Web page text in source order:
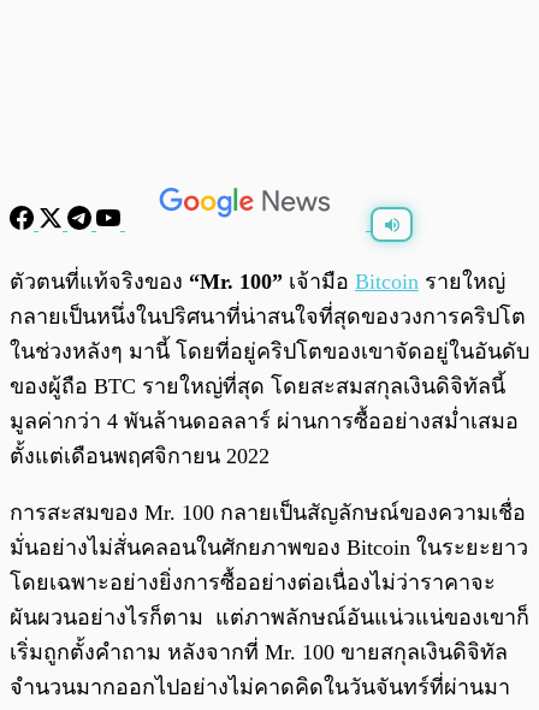
พร้อมเล่น 0:00
ตัวตนที่แท้จริงของ “Mr. 100” เจ้ามือ Bitcoin รายใหญ่
กลายเป็นหนึ่งในปริศนาที่น่าสนใจที่สุดของวงการคริปโต
ในช่วงหลังๆ มานี้ โดยที่อยู่คริปโตของเขาจัดอยู่ในอันดับ
ของผู้ถือ BTC รายใหญ่ที่สุด โดยสะสมสกุลเงินดิจิทัลนี้
มูลค่ากว่า 4 พันล้านดอลลาร์ ผ่านการซื้ออย่างสม่ำเสมอ
ตั้งแต่เดือนพฤศจิกายน 2022
การสะสมของ Mr. 100 กลายเป็นสัญลักษณ์ของความเชื่อ
มั่นอย่างไม่สั่นคลอนในศักยภาพของ Bitcoin ในระยะยาว
โดยเฉพาะอย่างยิ่งการซื้ออย่างต่อเนื่องไม่ว่าราคาจะ
ผันผวนอย่างไรก็ตาม แต่ภาพลักษณ์อันแน่วแน่ของเขาก็
เริ่มถูกตั้งคำถาม หลังจากที่ Mr. 100 ขายสกุลเงินดิจิทัล
จำนวนมากออกไปอย่างไม่คาดคิดในวันจันทร์ที่ผ่านมา